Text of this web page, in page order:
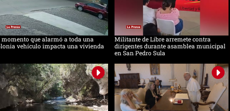
momento que alarmó a toda una
vehículo impacta una vivienda
Militante de Libre arremete contra
dirigentes durante asamblea municipal
en San Pedro Sula